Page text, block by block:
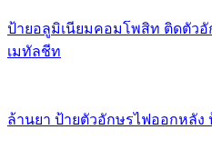
ป้ายอลูมิเนียมคอมโพสิท ติดตัว
เมทัลชีท
ล้านยา ป้ายตัวอักษรไฟออกหลัง